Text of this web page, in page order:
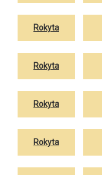
Rokyta
Rokyta
Rokyta
Rokyta